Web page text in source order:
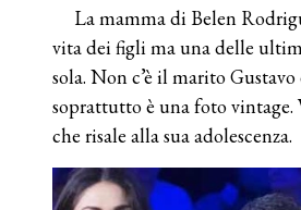
La mamma di Belen
vita dei figli ma una delle
sola. Non c’è il marito
soprattutto è una foto vintage.
che risale alla sua adolescenza.